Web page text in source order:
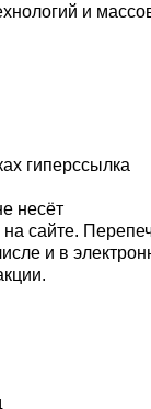
и
гиперссылка
несёт
сайте.
и в